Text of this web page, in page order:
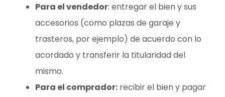
Para el vendedor: entregar el bien y sus
accesorios (como plazas de garaje y
trasteros, por ejemplo) de acuerdo con lo
acordado y transferir la titularidad del
mismo.
Para el comprador: recibir el bien y pagar